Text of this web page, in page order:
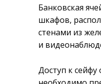
Банковская
шкафов,
стенами из
и
Доступ к